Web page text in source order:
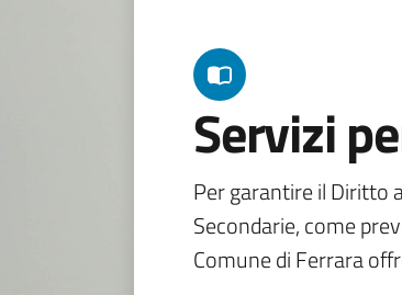
Servizi
Per garantire il Diritto
Secondarie, come
Comune di Ferrara